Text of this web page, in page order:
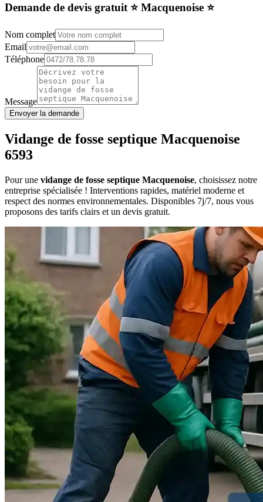
Demande de devis gratuit ⭐️ Macquenoise ⭐️
Nom complet
Email
Téléphone
Message
Envoyer la demande
Vidange de fosse septique Macquenoise
6593
Pour une vidange de fosse septique Macquenoise, choisissez notre
entreprise spécialisée ! Interventions rapides, matériel moderne et
respect des normes environnementales. Disponibles 7j/7, nous vous
proposons des tarifs clairs et un devis gratuit.